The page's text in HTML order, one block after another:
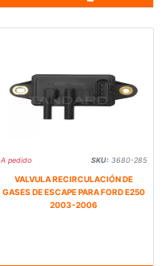
A pedido SKU: 3680-285
VALVULA RECIRCULACIÓN DE
GASES DE ESCAPE PARA FORD E250
2003-2006